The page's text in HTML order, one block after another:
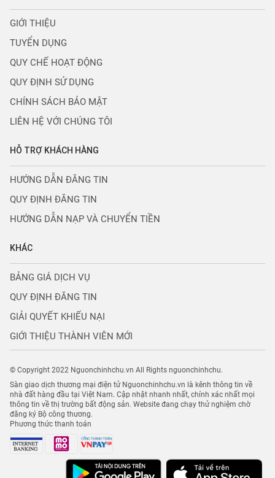
GIỚI THIỆU
TUYỂN DỤNG
QUY CHẾ HOẠT ĐỘNG
QUY ĐỊNH SỬ DỤNG
CHÍNH SÁCH BẢO MẬT
LIÊN HỆ VỚI CHÚNG TÔI
HỖ TRỢ KHÁCH HÀNG
HƯỚNG DẪN ĐĂNG TIN
QUY ĐỊNH ĐĂNG TIN
HƯỚNG DẪN NẠP VÀ CHUYỂN TIỀN
KHÁC
BẢNG GIÁ DỊCH VỤ
QUY ĐỊNH ĐĂNG TIN
GIẢI QUYẾT KHIẾU NẠI
GIỚI THIỆU THÀNH VIÊN MỚI
© Copyright 2022 Nguonchinhchu.vn All Rights nguonchinhchu.
Sàn giao dịch thương mại điện tử Nguonchinhchu.vn là kênh thông tin về
nhà đất hàng đầu tại Việt Nam. Cập nhật nhanh nhất, chính xác nhất mọi
thông tin về thị trường bất động sản. Website đang chạy thử nghiệm chờ
đăng ký Bộ công thương.
Phương thức thanh toán